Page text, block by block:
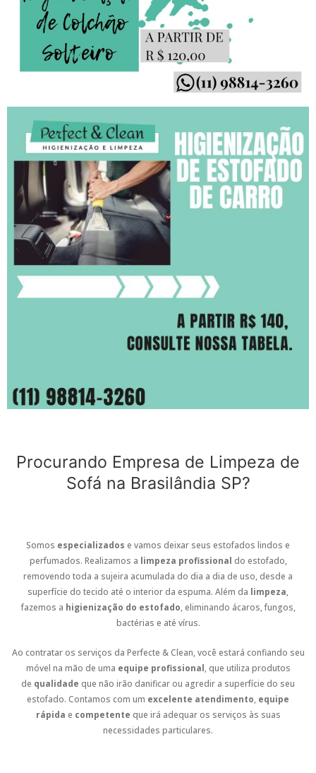
Procurando Empresa de Limpeza de
Sofá na Brasilândia SP?
Somos especializados e vamos deixar seus estofados lindos e
perfumados. Realizamos a limpeza profissional do estofado,
removendo toda a sujeira acumulada do dia a dia de uso, desde a
superfície do tecido até o interior da espuma. Além da limpeza,
fazemos a higienização do estofado, eliminando ácaros, fungos,
bactérias e até vírus.
Ao contratar os serviços da Perfecte & Clean, você estará confiando seu
móvel na mão de uma equipe profissional, que utiliza produtos
de qualidade que não irão danificar ou agredir a superfície do seu
estofado. Contamos com um excelente atendimento, equipe
rápida e competente que irá adequar os serviços às suas
necessidades particulares.